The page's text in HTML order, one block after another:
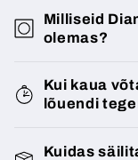
Milliseid
olemas?
Kui kaua
lõuendi
Kuidas